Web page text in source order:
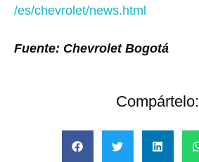
/es/chevrolet/news.html
Fuente: Chevrolet Bogotá
Compártelo: